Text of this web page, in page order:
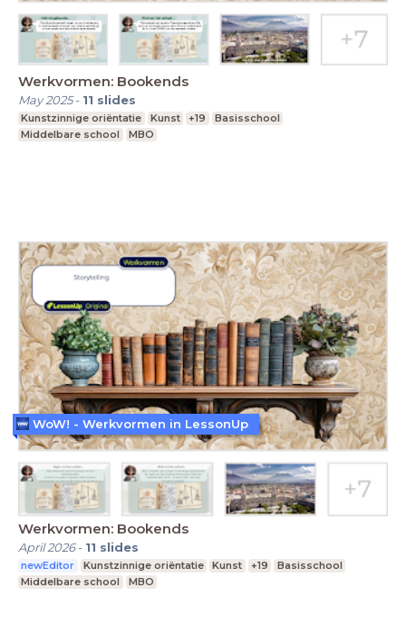
Werkvormen: Bookends
May 2025- 11 slides
Kunstzinnige oriëntatie Kunst +19
Basisschool
Middelbare school
MBO
Werkvormen: Bookends
April 2026- 11 slides
newEditor Kunstzinnige oriëntatie Kunst +19
Basisschool
Middelbare school
MBO
WoW! - Werkvormen in LessonUp